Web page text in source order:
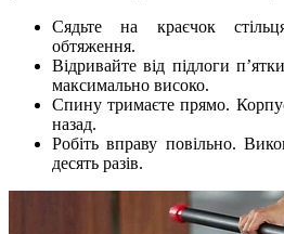
Сядьте на краєчок
обтяження.
Відривайте від підлоги
максимально високо.
Спину тримаєте прямо.
назад.
Робіть вправу повільно.
десять разів.